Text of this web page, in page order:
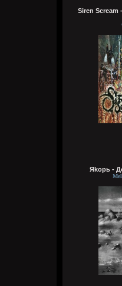
Вчера в
Вчера в
даже, ей все
Кукуня
Вчера в
Wirtuozik
Siren Scream
Яkорь -